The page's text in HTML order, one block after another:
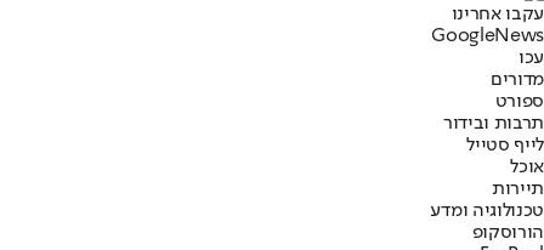
עקבו אחרינו
Googl eNews
עכו
מדורים
ספורט
תרבות ובידור
לייף סטייל
אוכל
תיירות
טכנולוגיה ומדע
הורוסקופ